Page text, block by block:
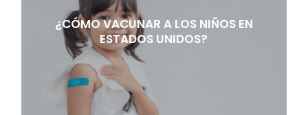
¿CÓMO VACUNAR A LOS NIÑOS EN
ESTADOS UNIDOS?